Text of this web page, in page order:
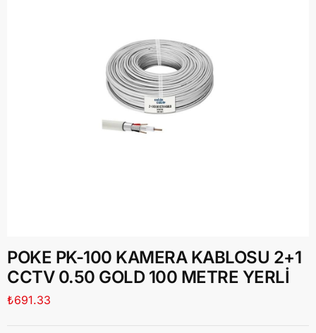
POKE PK-100 KAMERA KABLOSU 2+1
CCTV 0.50 GOLD 100 METRE YERLİ
₺691.33